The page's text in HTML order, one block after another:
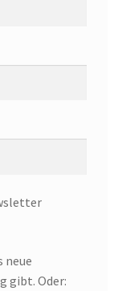
neue
gibt. Oder: